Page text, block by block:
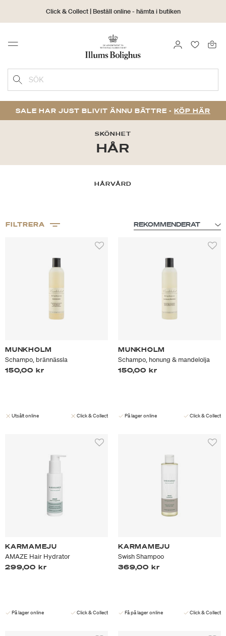
Click & Collect | Beställ online - hämta i butiken
30 dagars returrätt
Menu LOGGA IN
SÖK
SALE HAR JUST BLIVIT ÄNNU BÄTTRE - KÖP HÄR
SKÖNHET
HÅR
HÅRVÅRD
FILTRERA
MUNKHOLM
Schampo, brännässla
150,00 kr
Utsålt online Click & Collect
MUNKHOLM
Schampo, honung & mandelolja
150,00 kr
På lager online Click & Collect
KARMAMEJU
AMAZE Hair Hydrator
299,00 kr
På lager online Click & Collect
KARMAMEJU
Swish Shampoo
369,00 kr
Få på lager online Click & Collect